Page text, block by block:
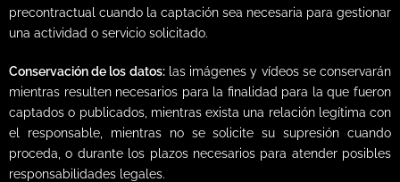
precontractual cuando la captación sea necesaria para gestionar
una actividad o servicio solicitado.
Conservación de los datos:las imágenes y vídeos se conservarán
mientras resulten necesarios para la finalidad para la que fueron
captados o publicados, mientras exista una relación legítima con
el responsable, mientras no se solicite su supresión cuando
proceda, o durante los plazos necesarios para atender posibles
responsabilidades legales.